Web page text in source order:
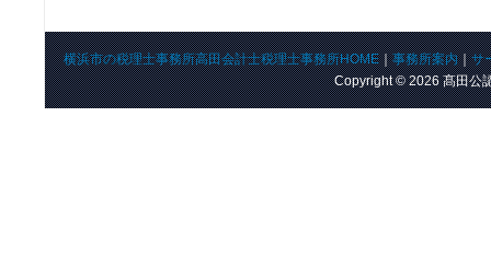
横浜市の税理士事務所高田会計士税理士事務所HOME｜事務所案内｜サ
Copyright © 2026 髙田公